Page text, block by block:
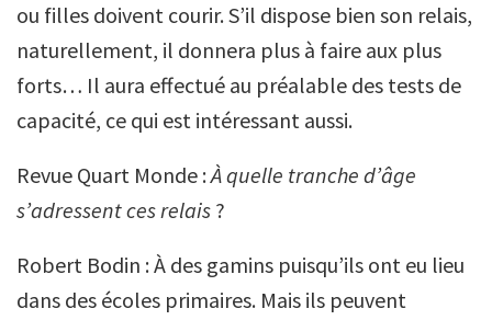
ou filles doivent courir. S’il dispose bien son relais,
naturellement, il donnera plus à faire aux plus
forts… Il aura effectué au préalable des tests de
capacité, ce qui est intéressant aussi.
Revue Quart Monde :À quelle tranche d’âge
s’adressent ces relais ?
Robert Bodin : À des gamins puisqu’ils ont eu lieu
dans des écoles primaires. Mais ils peuvent